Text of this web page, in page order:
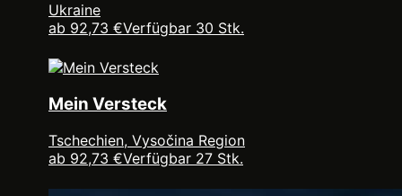
Ukraine
ab 92,73 €Verfügbar 30 Stk.
Mein Versteck
Tschechien, Vysočina Region
ab 92,73 €Verfügbar 27 Stk.